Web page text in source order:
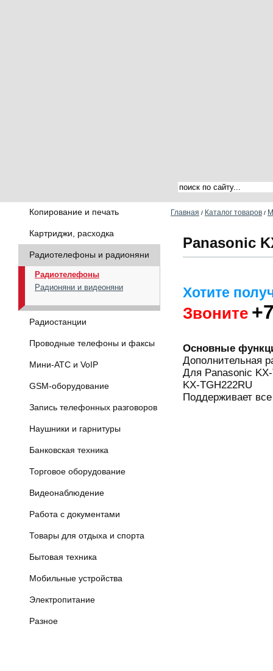
Копирование и печать
Картриджи, расходка
Радиотелефоны и радионяни
Радиотелефоны
Радионяни и видеоняни
Радиостанции
Проводные телефоны и факсы
Мини-АТС и VoIP
GSM-оборудование
Запись телефонных разговоров
Наушники и гарнитуры
Банковская техника
Торговое оборудование
Видеонаблюдение
Работа с документами
Товары для отдыха и спорта
Бытовая техника
Мобильные устройства
Электропитание
Разное
Главная / Каталог товаров /
Panasonic
Хотите
Звоните
Основные
Дополнительная
Для Panasonic
KX-TGH222RU
Поддерживает